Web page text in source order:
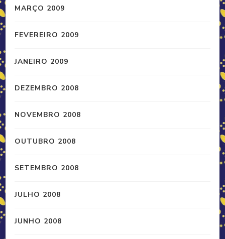
MARÇO 2009
FEVEREIRO 2009
JANEIRO 2009
DEZEMBRO 2008
NOVEMBRO 2008
OUTUBRO 2008
SETEMBRO 2008
JULHO 2008
JUNHO 2008